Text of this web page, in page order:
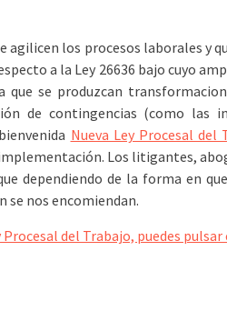
agilicen los procesos laborales y
a la Ley 26636 bajo cuyo
se produzcan
de contingencias (como las
Nueva Ley Procesal del
Los litigantes,
dependiendo de la forma en
se nos encomiendan.
del Trabajo, puedes pulsar